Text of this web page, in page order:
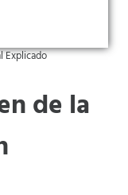
Explicado
de la